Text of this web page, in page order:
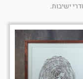
ישיבות.